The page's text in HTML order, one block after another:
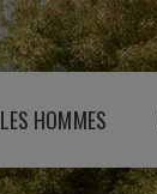
LES HOMMES